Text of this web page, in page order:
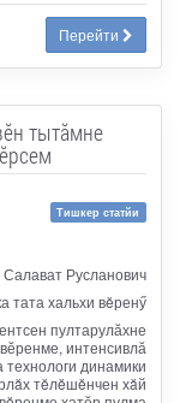
Перейти
тытӑмне
Тишкер статйи
Русланович
тата хальхи вĕренӳ
пултарулӑхне
интенсивлӑ
технологи динамики
тĕлĕшĕнчен хăй